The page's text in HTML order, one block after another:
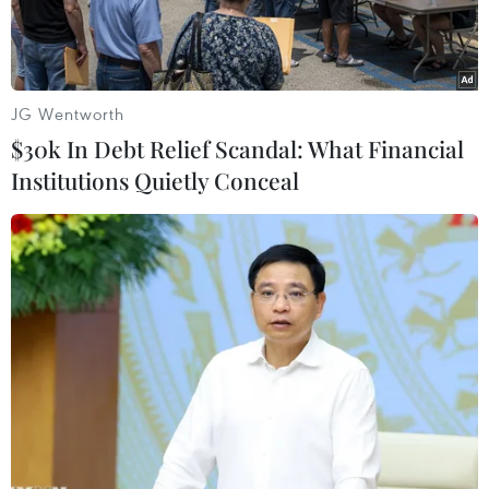
Tham quan các tài liệu, hiện vật được hiến tặng. (Ảnh: Đinh
Thuận/TTXVN)
Chiều 22/11, Bảo tàng Hà Nội đã tổ chức tiếp
nhận hơn 800 tài liệu, hiện vật do các tổ chức,
cá nhân hiến tặng, đồng thời vinh danh những
đóng góp của các tổ chức, cá nhân cho công tác
JG Wentworth
$30k In Debt Relief Scandal: What Financial
Institutions Quietly Conceal